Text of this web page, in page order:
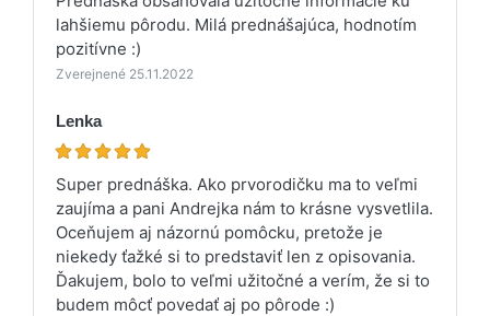
lahšiemu pôrodu. Milá prednášajúca, hodnotím
pozitívne :)
Zverejnené 25.11.2022
Lenka
Super prednáška. Ako prvorodičku ma to veľmi
zaujíma a pani Andrejka nám to krásne vysvetlila.
Oceňujem aj názornú pomôcku, pretože je
niekedy ťažké si to predstaviť len z opisovania.
Ďakujem, bolo to veľmi užitočné a verím, že si to
budem môcť povedať aj po pôrode :)